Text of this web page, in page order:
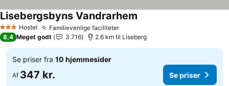
3 StjernerHostel Familievenlige faciliteterSe priser
Lisebergsbyns Vandrarhem
8,4 Meget godt 3.716 2.6 km til Liseberg
Se priser fra 10 hjemmesider
Af 347 kr. Se priser